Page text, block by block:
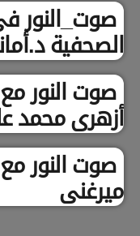
صوت_النور
الصحفية
صوت النور مع
أزهري محمد
صوت النور مع
ميرغني